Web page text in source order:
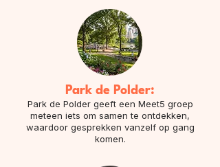
Park de Polder:
Park de Polder geeft een Meet5 groep
meteen iets om samen te ontdekken,
waardoor gesprekken vanzelf op gang
komen.